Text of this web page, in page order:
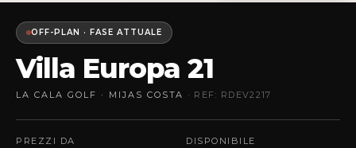
OFF-PLAN · FASE ATTUALE
Villa Europa 21
LA CALA GOLF · MIJAS COSTA · REF: RDEV2217
PREZZI DA DISPONIBILE